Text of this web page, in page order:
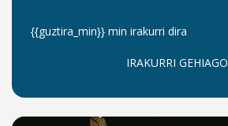
{{guztira_min}} min irakurri dira
IRAKURRI GEHIAGO